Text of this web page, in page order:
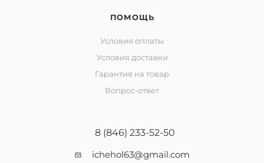
ПОМОЩЬ
Условия оплаты
Условия доставки
Гарантия на товар
Вопрос-ответ
8 (846) 233-52-50
ichehol63@gmail.com